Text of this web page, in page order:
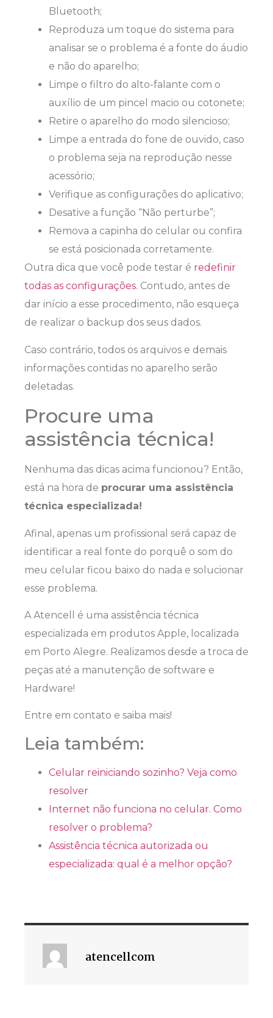
Bluetooth;
Reproduza um toque do sistema para
analisar se o problema é a fonte do áudio
e não do aparelho;
Limpe o filtro do alto-falante com o
auxílio de um pincel macio ou cotonete;
Retire o aparelho do modo silencioso;
Limpe a entrada do fone de ouvido, caso
o problema seja na reprodução nesse
acessório;
Verifique as configurações do aplicativo;
Desative a função “Não perturbe”;
Remova a capinha do celular ou confira
se está posicionada corretamente.
Outra dica que você pode testar é redefinir
todas as configurações. Contudo, antes de
dar início a esse procedimento, não esqueça
de realizar o backup dos seus dados.
Caso contrário, todos os arquivos e demais
informações contidas no aparelho serão
deletadas.
Procure uma
assistência técnica!
Nenhuma das dicas acima funcionou? Então,
está na hora de procurar uma assistência
técnica especializada!
Afinal, apenas um profissional será capaz de
identificar a real fonte do porquê o som do
meu celular ficou baixo do nada e solucionar
esse problema.
A Atencell é uma assistência técnica
especializada em produtos Apple, localizada
em Porto Alegre. Realizamos desde a troca de
peças até a manutenção de software e
Hardware!
Entre em contato e saiba mais!
Leia também:
Celular reiniciando sozinho? Veja como
resolver
Internet não funciona no celular. Como
resolver o problema?
Assistência técnica autorizada ou
especializada: qual é a melhor opção?
atencellcom